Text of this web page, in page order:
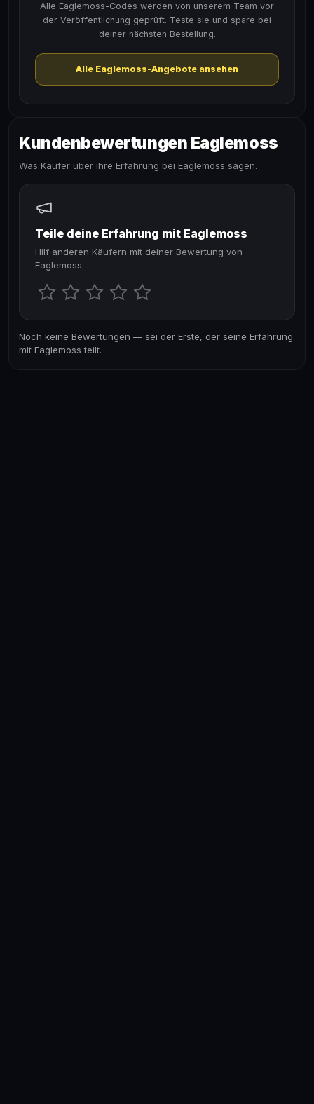
Alle Eaglemoss-Codes werden von unserem Team vor
der Veröffentlichung geprüft. Teste sie und spare bei
deiner nächsten Bestellung.
Alle Eaglemoss-Angebote ansehen
Kundenbewertungen Eaglemoss
Was Käufer über ihre Erfahrung bei Eaglemoss sagen.
Teile deine Erfahrung mit Eaglemoss
Hilf anderen Käufern mit deiner Bewertung von
Eaglemoss.
Noch keine Bewertungen — sei der Erste, der seine Erfahrung
mit Eaglemoss teilt.